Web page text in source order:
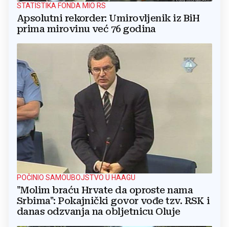
STATISTIKA FONDA MIO RS
Apsolutni rekorder: Umirovljenik iz BiH
prima mirovinu već 76 godina
POČINIO SAMOUBOJSTVO U HAAGU
"Molim braću Hrvate da oproste nama
Srbima": Pokajnički govor vođe tzv. RSK i
danas odzvanja na obljetnicu Oluje